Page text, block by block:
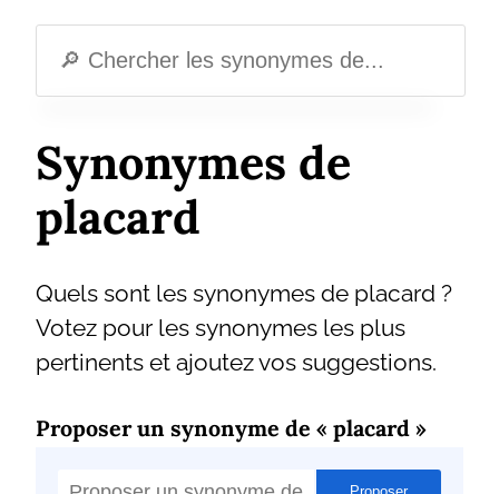
Synonymes de
placard
Quels sont les synonymes de placard ?
Votez pour les synonymes les plus
pertinents et ajoutez vos suggestions.
Proposer un synonyme de « placard »